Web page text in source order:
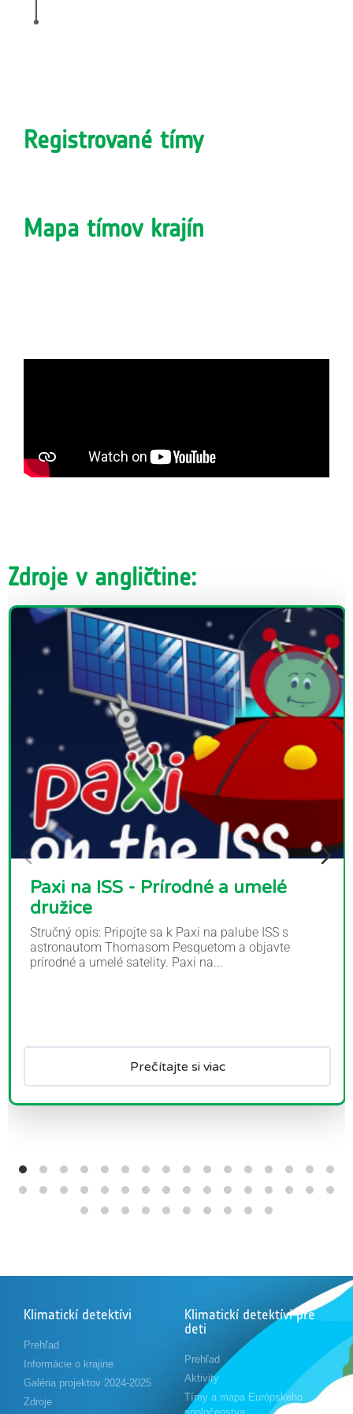
Registrované tímy
Mapa tímov krajín
Zdroje v angličtine:
Paxi na ISS - Prírodné a umelé
družice
Stručný opis: Pripojte sa k Paxi na palube ISS s
astronautom Thomasom Pesquetom a objavte
prírodné a umelé satelity. Paxi na...
Prečítajte si viac
Klimatickí detektívi
Prehľad
Informácie o krajine
Galéria projektov 2024-2025
Zdroje
Klimatickí detektívi pre
deti
Prehľad
Aktivity
Tímy a mapa Európskeho